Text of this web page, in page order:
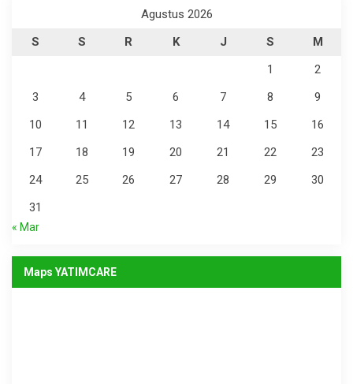
Agustus 2026
S
S R K J S
M
1
2
3
4 5 6 7 8
9
10
11 12 13 14 15
16
17
18 19 20 21 22
23
24
25 26 27 28 29
30
31
« Mar
Maps YATIMCARE